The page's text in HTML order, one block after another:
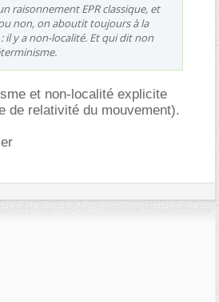
raisonnement EPR classique, et
non, on aboutit toujours à la
il y a non-localité. Et qui dit non
et non-localité explicite
de relativité du mouvement).